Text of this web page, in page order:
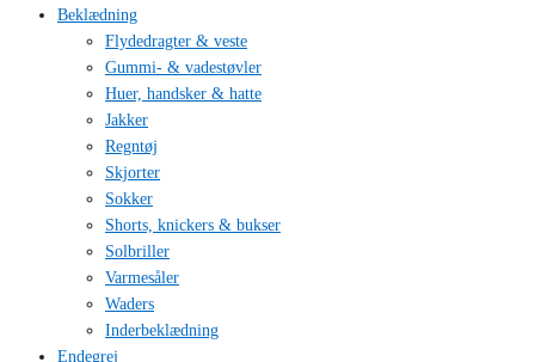
Beklædning
Flydedragter & veste
Gummi- & vadestøvler
Huer, handsker & hatte
Jakker
Regntøj
Skjorter
Sokker
Shorts, knickers & bukser
Solbriller
Varmesåler
Waders
Inderbeklædning
Endegrej